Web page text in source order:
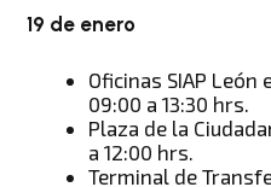
19 de enero
Oficinas SIAP León
09:00 a 13:30 hrs.
Plaza de la
a 12:00 hrs.
Terminal de